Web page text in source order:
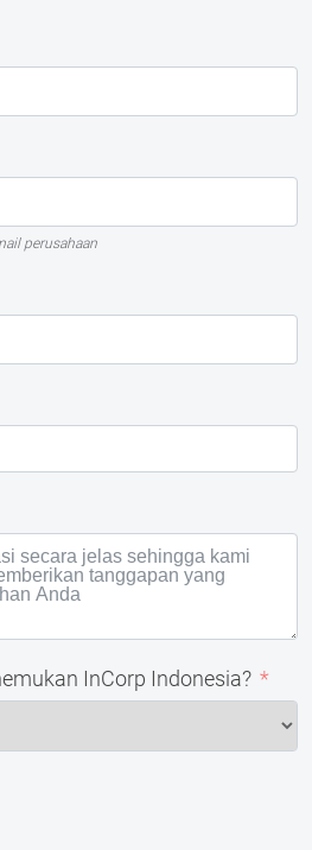
perusahaan
InCorp Indonesia?